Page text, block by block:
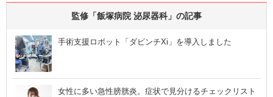
監修「飯塚病院 泌尿器科」の記事
手術支援ロボット「ダビンチXi」を導入しました
女性に多い急性膀胱炎。症状で見分けるチェックリスト